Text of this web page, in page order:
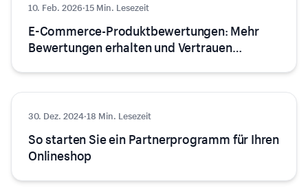
Marketing
10. Feb. 2026·15 Min. Lesezeit
E-Commerce-Produktbewertungen: Mehr
Bewertungen erhalten und Vertrauen
Marketing
30. Dez. 2024·18 Min. Lesezeit
So starten Sie ein Partnerprogramm für Ihren
Onlineshop